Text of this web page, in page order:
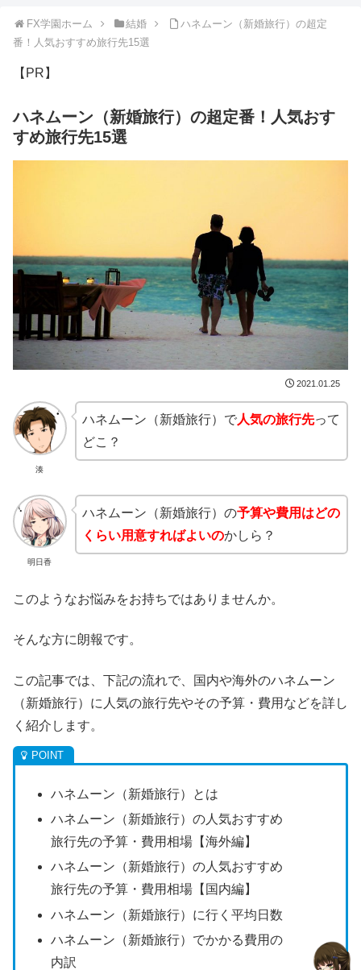
FX学園ホーム 結婚
ハネムーン（新婚旅行）の超定
番！人気おすすめ旅行先15選
【PR】
ハネムーン（新婚旅行）の超定番！人気おす
すめ旅行先15選
2021.01.25
湊
ハネムーン（新婚旅行）で人気の旅行先って
どこ？
明日香
ハネムーン（新婚旅行）の予算や費用はどの
くらい用意すればよいのかしら？
このようなお悩みをお持ちではありませんか。
そんな方に朗報です。
この記事では、下記の流れで、国内や海外のハネムーン
（新婚旅行）に人気の旅行先やその予算・費用などを詳し
く紹介します。
ハネムーン（新婚旅行）とは
ハネムーン（新婚旅行）の人気おすすめ
旅行先の予算・費用相場【海外編】
ハネムーン（新婚旅行）の人気おすすめ
旅行先の予算・費用相場【国内編】
ハネムーン（新婚旅行）に行く平均日数
ハネムーン（新婚旅行）でかかる費用の
内訳